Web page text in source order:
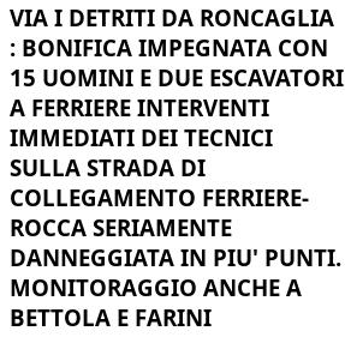
VIA I DETRITI DA RONCAGLIA
: BONIFICA IMPEGNATA CON
15 UOMINI E DUE ESCAVATORI
A FERRIERE INTERVENTI
IMMEDIATI DEI TECNICI
SULLA STRADA DI
COLLEGAMENTO FERRIERE-
ROCCA SERIAMENTE
DANNEGGIATA IN PIU' PUNTI.
MONITORAGGIO ANCHE A
BETTOLA E FARINI